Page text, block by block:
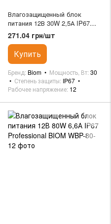
Влагозащищенный блок
питания 12В 30W 2,5А IP67
Professional BIOM
271.04 грн/шт
Купить
Бренд Biom Мощность, Вт 30
Степень защиты IP67
Рабочее напряжение 12